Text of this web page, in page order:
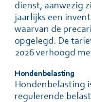
dienst, aanwezig
jaarlĳks een
waarvan de
opgelegd. De
2026 verhoogd
Hondenbelasting
Hondenbelasting
regulerende